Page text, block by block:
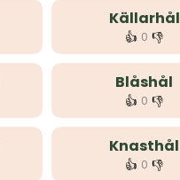
Källarhål
👍 0 👎
Blåshål
👍 0 👎
Knasthål
👍 0 👎